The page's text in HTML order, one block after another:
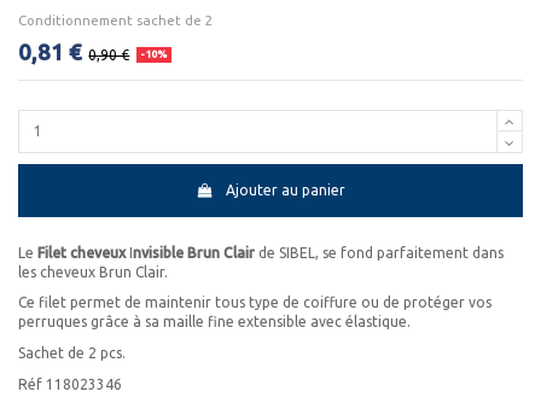
Conditionnement sachet de 2
0,81 € 0,90 € -10%
Ajouter au panier
Le Filet cheveuxInvisible Brun Clair de SIBEL, se fond parfaitement dans
les cheveux Brun Clair.
Ce filet permet de maintenir tous type de coiffure ou de protéger vos
perruques grâce à sa maille fine extensible avec élastique.
Sachet de 2 pcs.
Réf 118023346